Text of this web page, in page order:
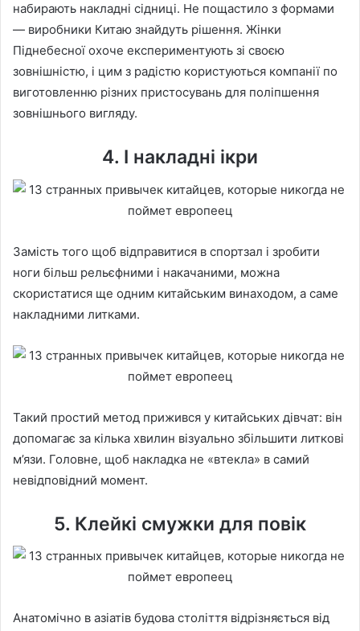
набирають накладні сідниці. Не пощастило з формами
— виробники Китаю знайдуть рішення. Жінки
Піднебесної охоче експериментують зі своєю
зовнішністю, і цим з радістю користуються компанії по
виготовленню різних пристосувань для поліпшення
зовнішнього вигляду.
4. І накладні ікри
Замість того щоб відправитися в спортзал і зробити
ноги більш рельєфними і накачаними, можна
скористатися ще одним китайським винаходом, а саме
накладними литками.
Такий простий метод прижився у китайських дівчат: він
допомагає за кілька хвилин візуально збільшити литкові
м’язи. Головне, щоб накладка не «втекла» в самий
невідповідний момент.
5. Клейкі смужки для повік
Анатомічно в азіатів будова століття відрізняється від